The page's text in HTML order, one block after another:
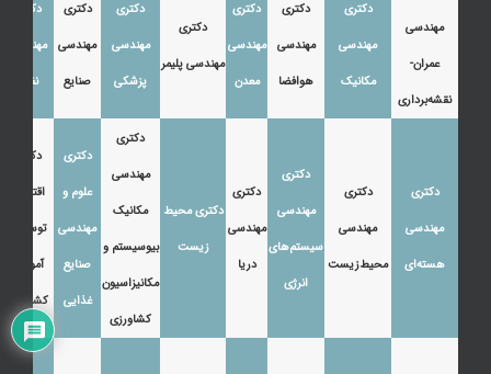
مهندسی
عمران-
نقشه‌برداری
دکتری
مهندسی
مکانیک
دکتری
مهندسی
هوافضا
دکتری
مهندسی
معدن
دکتری
مهندسی پلیمر
دکتری
مهندسی
پزشکی
دکتری
مهندسی
صنایع
دکتری
مهندسی
نفت
دکتری
مهندسی
هسته‌ای
دکتری
مهندسی
محیط‌زیست
دکتری
مهندسی
سیستم‌های
انرژی
دکتری
مهندسی
دریا
دکتری محیط
زیست
دکتری
مهندسی
مکانیک
بیوسیستم و
مکانیزاسیون
کشاورزی
دکتری
علوم و
مهندسی
صنایع
غذایی
دکتری
اقتصاد،
توسعه و
آموزش
کشاورزی